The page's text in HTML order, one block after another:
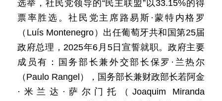
选举，社民党领导的“民主联盟”以33.15%的得
票率胜选。社民党主席路易斯·蒙特内格罗
（Luís Montenegro）出任葡萄牙共和国第25届
政府总理，2025年6月5日宣誓就职。政府主要
成员有：国务部长兼外交部长保罗·兰热尔
（Paulo Rangel），国务部长兼财政部长若阿金
·米兰达·萨尔门托（Joaquim Miranda